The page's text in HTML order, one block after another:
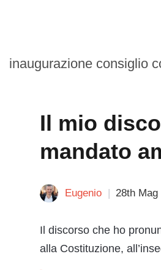
inaugurazione consiglio
Il mio
mandato
Eugenio 28th Mag
Il discorso che ho
alla Costituzione,